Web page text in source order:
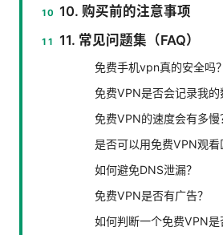
10. 购买前的注意事项
11. 常见问题集（FAQ）
免费手机vpn真的安全吗？
免费VPN是否会记录我的
免费VPN的速度会有多慢
是否可以用免费VPN观看
如何避免DNS泄漏？
免费VPN是否有广告？
如何判断一个免费VPN是